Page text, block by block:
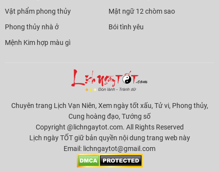
Vật phẩm phong thủy
Phong thủy nhà ở
Mệnh Kim hợp màu gì
Mật ngữ 12 chòm sao
Bói tình yêu
Chuyên trang Lịch Vạn Niên, Xem ngày tốt xấu, Tử vi, Phong thủy,
Cung hoàng đạo, Tướng số
Copyright @lichngaytot.com. All Rights Reserved
Lịch ngày TỐT giữ bản quyền nội dung trang web này
Email: lichngaytot@gmail.com